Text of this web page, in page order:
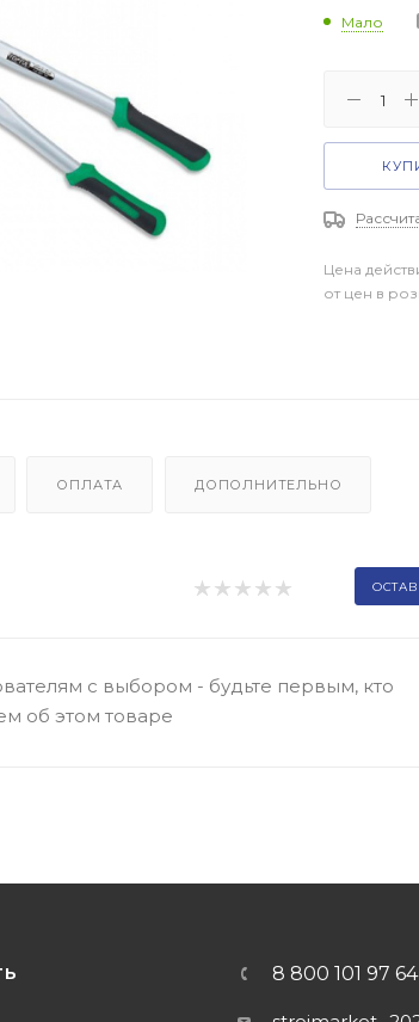
Мало
Цена
от цен в
ОПЛАТА ДОПОЛНИТЕЛЬНО
с выбором - будьте первым, кто
об этом товаре
8 800 101 97 64